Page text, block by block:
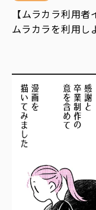
【ムラカラ利用
ムラカラを利用し